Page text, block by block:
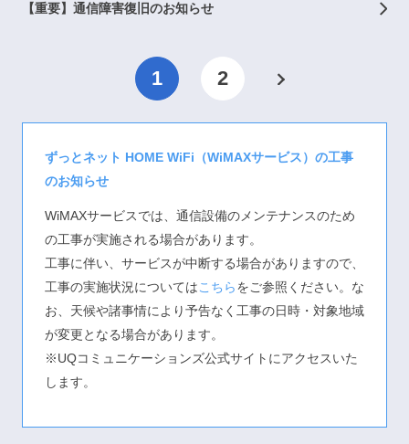
【重要】通信障害復旧のお知らせ
1 2
の
ペ
ずっとネット HOME WiFi（WiMAXサービス）の工事
のお知らせ
WiMAXサービスでは、通信設備のメンテナンスのため
の工事が実施される場合があります。
工事に伴い、サービスが中断する場合がありますので、
工事の実施状況についてはこちらをご参照ください。な
お、天候や諸事情により予告なく工事の日時・対象地域
が変更となる場合があります。
※UQコミュニケーションズ公式サイトにアクセスいた
します。